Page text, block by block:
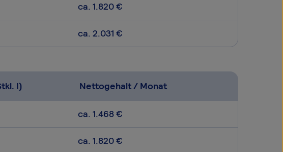
ca. 1.820 €
ca. 2.031 €
I) Nettogehalt / Monat
ca. 1.468 €
ca. 1.820 €